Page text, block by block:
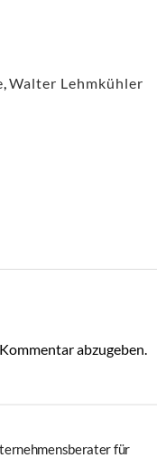
Walter Lehmkühler
abzugeben.
für